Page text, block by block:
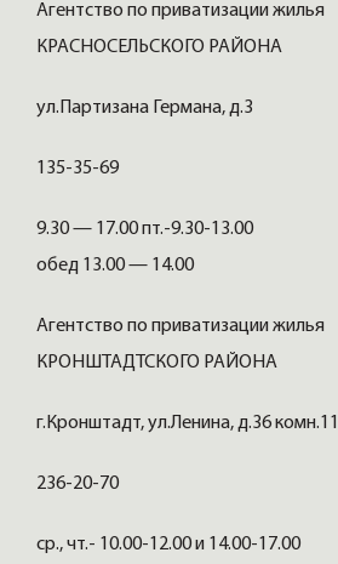
Агентство по приватизации жилья
КРАСНОСЕЛЬСКОГО РАЙОНА
ул.Партизана Германа, д.3
135-35-69
9.30 — 17.00 пт.-9.30-13.00
обед 13.00 — 14.00
Агентство по приватизации жилья
КРОНШТАДТСКОГО РАЙОНА
г.Кронштадт, ул.Ленина, д.36 комн.11
236-20-70
ср., чт.- 10.00-12.00 и 14.00-17.00